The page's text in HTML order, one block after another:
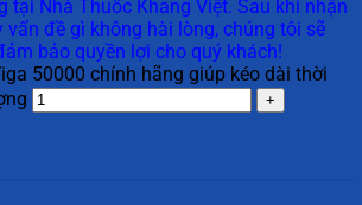
tại Nhà Thuốc Khang Việt. Sau khi nhận
đề gì không hài lòng, chúng tôi sẽ
bảo quyền lợi cho quý khách!
50000 chính hãng giúp kéo dài thời